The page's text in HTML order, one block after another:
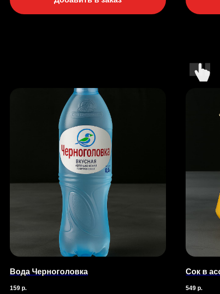
Вода Черноголовка
159 р.
Сок в
549 р.
© 2025 Все права защищены.
ООО «БРУКЛИН АУРА»
ИНН 7203544619. ОГРН 1227200016284.